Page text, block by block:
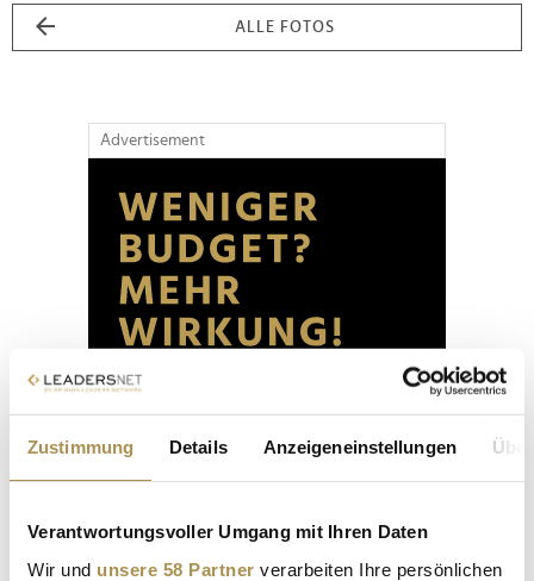
Zustimmung Details Anzeigeneinstellungen
Verantwortungsvoller Umgang mit Ihren Daten
Wir und unsere 58 Partner verarbeiten Ihre persönlichen
ALLE FOTOS
Advertisement